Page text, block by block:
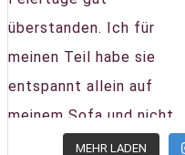
MEHR LADEN